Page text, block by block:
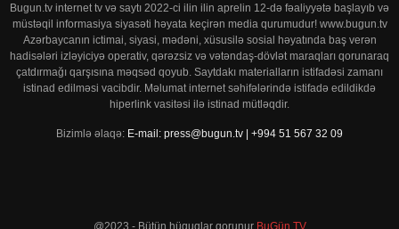
Bugun.tv internet tv və saytı 2022-ci ilin ilin aprelin 12-də fəaliyyətə başlayıb və
müstəqil informasiya siyasəti həyata keçirən media qurumudur! www.bugun.tv
Azərbaycanın ictimai, siyasi, mədəni, xüsusilə sosial həyatında baş verən
hadisələri izləyiciyə operativ, qərəzsiz və vətəndaş-dövlət maraqları qorunaraq
çatdırmağı qarşısına məqsəd qoyub. Saytdakı materialların istifadəsi zamanı
istinad edilməsi vacibdir. Məlumat internet səhifələrində istifadə edildikdə
hiperlink vasitəsi ilə istinad mütləqdir.
Bizimlə əlaqə: E-mail: press@bugun.tv | +994 51 567 32 09